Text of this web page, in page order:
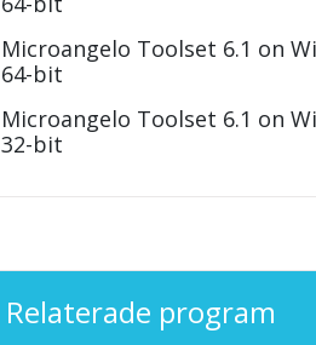
Microangelo Toolset 6.1 on
64-bit
Microangelo Toolset 6.1 on
32-bit
Relaterade program